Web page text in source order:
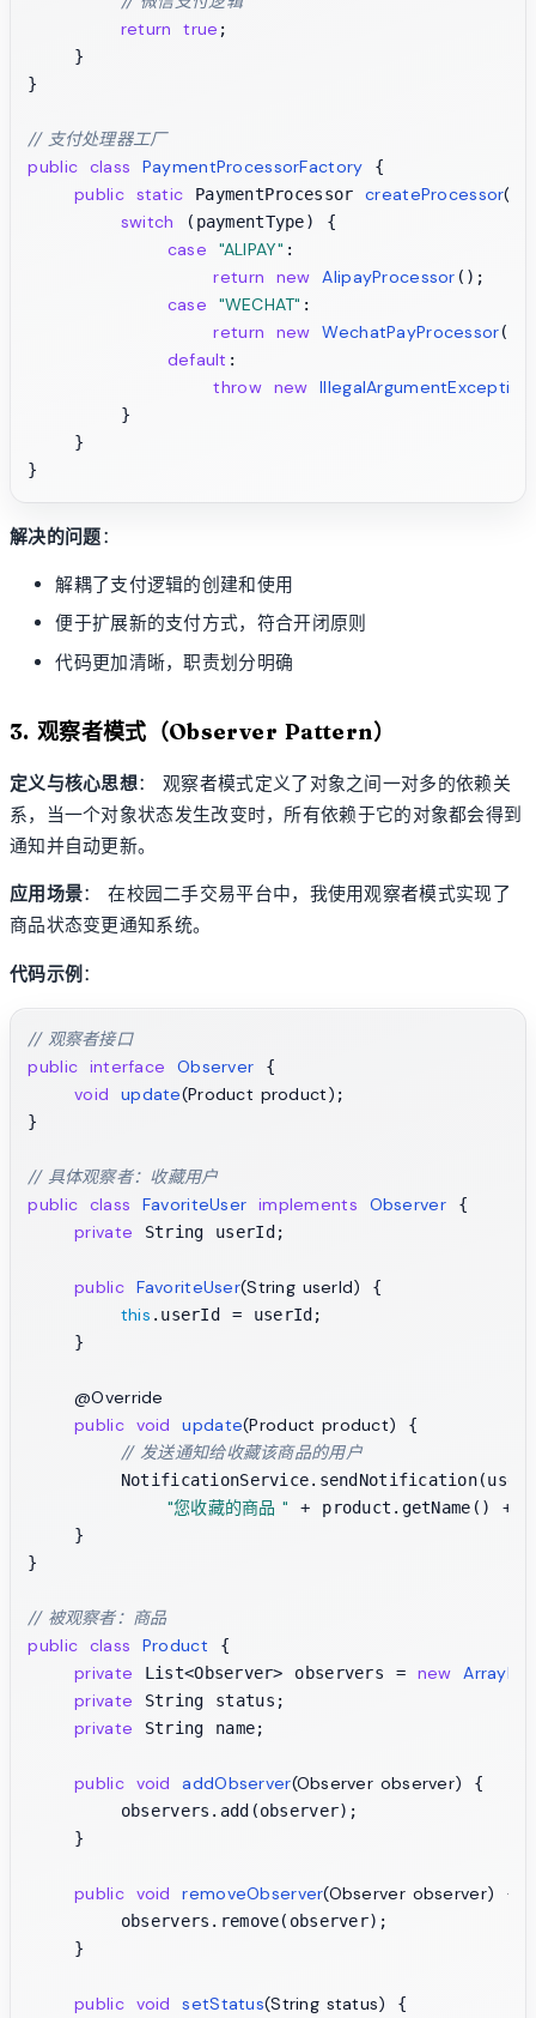
return
true ;
    }
}
// 支付处理器工厂
public class PaymentProcessorFactory {
public static PaymentProcessor createProcessor
switch
(paymentType) {
case "ALIPAY" :
return new AlipayProcessor ();
case "WECHAT" :
return new WechatPayProcessor();
default :
throw new IllegalArgumentException
        }
    }
解决的问题：
解耦了支付逻辑的创建和使用
便于扩展新的支付方式，符合开闭原则
代码更加清晰，职责划分明确
3. 观察者模式（Observer Pattern）
定义与核心思想： 观察者模式定义了对象之间一对多的依赖关
系，当一个对象状态发生改变时，所有依赖于它的对象都会得到
通知并自动更新。
应用场景： 在校园二手交易平台中，我使用观察者模式实现了
商品状态变更通知系统。
代码示例 ：
// 观察者接口
public interface Observer {
void update(Product product) ;
}
// 具体观察者：收藏用户
public class FavoriteUser implements Observer {
private String userId;
public FavoriteUser(String userId) {
this .userId = userId;
    }
@Override
public void update(Product product) {
// 发送通知给收藏该商品的用户
"您收藏的商品 " + product.getName() +
    }
}
// 被观察者：商品
public class Product {
private List<Observer> observers = new ArrayList
private String status;
private String name;
public void addObserver(Observer observer) {
        observers.add(observer);
    }
public void removeObserver(Observer observer) {
        observers.remove(observer);
    }
public void setStatus(String status) {